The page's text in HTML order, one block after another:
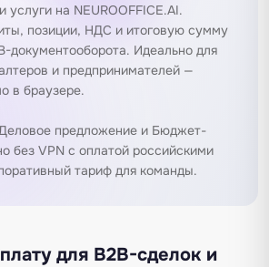
услуги на NEUROOFFICE.AI.
позиции, НДС и итоговую сумму
документооборота. Идеально для
и предпринимателей —
в браузере.
Деловое предложение и Бюджет-
без VPN с оплатой российскими
тариф для команды.
для B2B-сделок и